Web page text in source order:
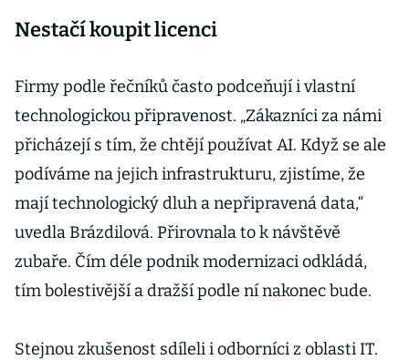
Nestačí koupit licenci
Firmy podle řečníků často podceňují i vlastní
technologickou připravenost. „Zákazníci za námi
přicházejí s tím, že chtějí používat AI. Když se ale
podíváme na jejich infrastrukturu, zjistíme, že
mají technologický dluh a nepřipravená data,“
uvedla Brázdilová. Přirovnala to k návštěvě
zubaře. Čím déle podnik modernizaci odkládá,
tím bolestivější a dražší podle ní nakonec bude.
Stejnou zkušenost sdíleli i odborníci z oblasti IT.